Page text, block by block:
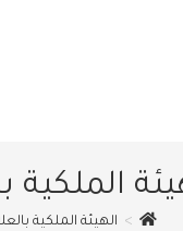
الملكية
> الهيئة الملكية